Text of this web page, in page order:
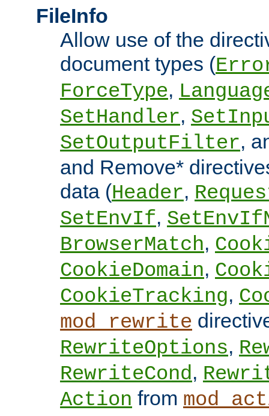
FileInfo
Allow use of the
document types (
ForceType,
SetHandler,
SetOutputFilter,
and Remove*
data (Header,
SetEnvIf,
BrowserMatch,
CookieDomain,
CookieTracking,
mod_rewrite
RewriteOptions,
RewriteCond,
Action from